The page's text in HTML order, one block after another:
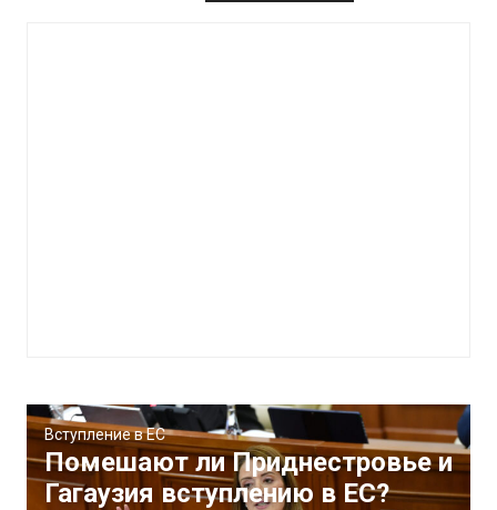
Вступление в ЕС
Помешают ли Приднестровье и
Гагаузия вступлению в ЕС?